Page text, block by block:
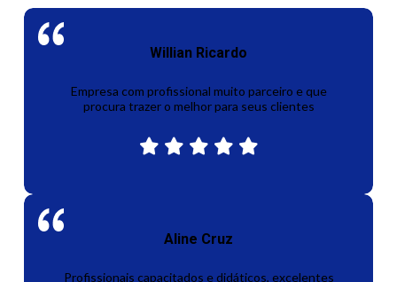
Willian Ricardo
Empresa com profissional muito parceiro e que
procura trazer o melhor para seus clientes
Aline Cruz
Profissionais capacitados e didáticos, excelentes